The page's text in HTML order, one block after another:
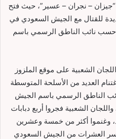
– نجران – عسير”، حيث فتح
للقتال مع الجيش السعودي في
حسب نائب الناطق الرسمي باسم
الشعبية على موقع الملزوز
العديد من الأسلحة المتوسطة
الناطق الرسمي باسم الجيش
الشعبية فجروا أربع دبابات
وغنموا أكثر من خمسة وعشرين
العشرات من الجيش السعودي